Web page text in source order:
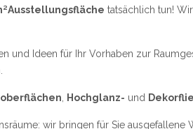
tatsächlich tun!
und Ideen für Ihr Vorhaben zur
Hochglanz- und
wir bringen für Sie